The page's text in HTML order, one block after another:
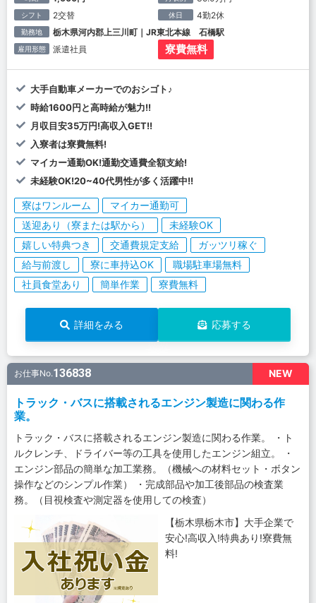
シフト 2交替 休日 4勤2休
勤務地 栃木県河内郡上三川町｜JR東北本線 石橋駅
雇用形態 派遣社員 寮費無料
大手自動車メーカーでのおシゴト♪
時給1600円と高時給が魅力!!
月収目安35万円!高収入GET!!
入寮者は寮費無料!
マイカー通勤OK!通勤交通費全額支給!
未経験OK!20~40代男性が多く活躍中!!
寮はワンルーム
マイカー通勤可
送迎あり（寮または駅から）
未経験OK
嬉しい特典つき
交通費規定支給
ガッツリ稼ぐ
給与前渡し
寮に車持込OK
職場駐車場無料
社員食堂あり
簡単作業 寮費無料
詳細をみる 応募する
NEW
お仕事No.136838
トラック・バスに搭載されるエンジン製造に関わる作
業。
トラック・バスに搭載されるエンジン製造に関わる作業。 ・ト
ルクレンチ、ドライバー等の工具を使用したエンジン組立。 ・
エンジン部品の簡単な加工業務。（機械への材料セット・ボタン
操作などのシンプル作業） ・完成部品や加工後部品の検査業
務。（目視検査や測定器を使用しての検査）
【栃木県栃木市】大手企業で
安心!高収入!特典あり!寮費無
料!